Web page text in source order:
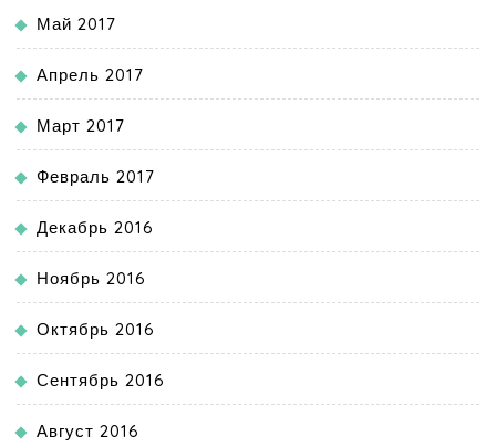
Май 2017
Апрель 2017
Март 2017
Февраль 2017
Декабрь 2016
Ноябрь 2016
Октябрь 2016
Сентябрь 2016
Август 2016